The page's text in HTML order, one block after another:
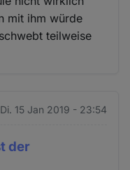
mit ihm würde
teilweise
Di. 15 Jan 2019 - 23:54
der